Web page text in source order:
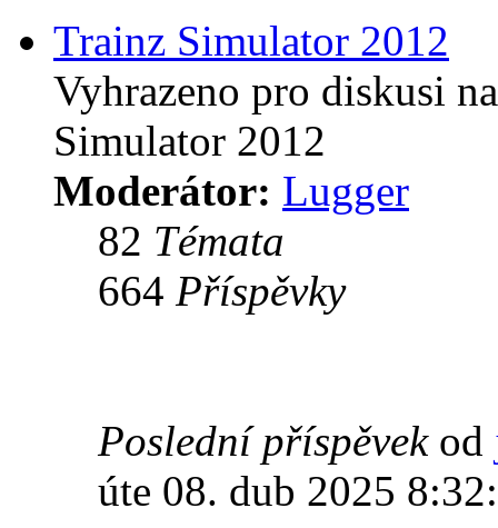
Trainz Simulator 2012
Vyhrazeno pro diskusi
Simulator 2012
Moderátor: Lugger
82 Témata
664 Příspěvky
Poslední příspěvekod
úte 08. dub 2025